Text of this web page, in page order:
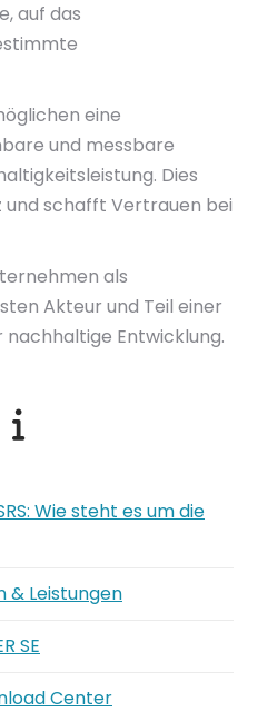
auf das
eine
und messbare
Dies
schafft Vertrauen bei
als
Akteur und Teil einer
Entwicklung.
Wie steht es um die
& Leistungen
SE
Center